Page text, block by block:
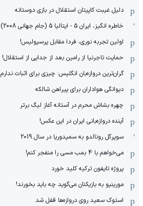
دلیل غیبت کاپیتان استقلال در بازی دوستانه
خاطره انگیز، ایران 5 - ایتالیا 5 (جام جهانی 2008)
اولین تجربه نوری، فردا مقابل پرسپولیس!
حمایت تاجرنیا از رامین بعد از جدایی از استقلال!
گران‌ترین دروازه‌بان انگلیس: چیزی برای اثبات ندارم
دیوانگی هواداران برای پیراهن شالکه
چهره بشاش محرم در آستانه آغاز لیگ برتر
آینده دروازه‌بانی ایران در این عکس!
سوپرگل رونالدو به سمپدوریا در سال 2019
می‌خواهم با 4 بمب مسی را منفجر کنم!
پروژه تایفون ترکیه کلید خورد
مورینیو به بازیکنان می‌گوید چه باید بخورند!
استوک سعید روی دروازه‌ها قفل شد